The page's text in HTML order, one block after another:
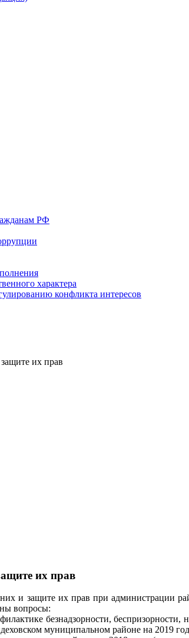
РФ
характера
конфликта интересов
их прав
их прав
и защите их прав при администрации
вопросы:
безнадзорности, беспризорности,
муниципальном районе на 2019